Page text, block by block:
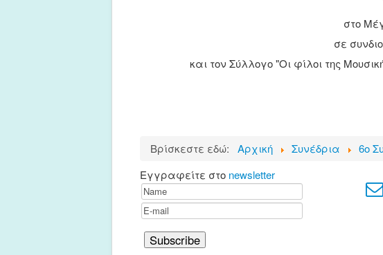
στο
σε
και τον Σύλλογο "Οι φίλοι της
Βρίσκεστε εδώ: Αρχική Συνέδρια 6ο
Εγγραφείτε στο newsletter